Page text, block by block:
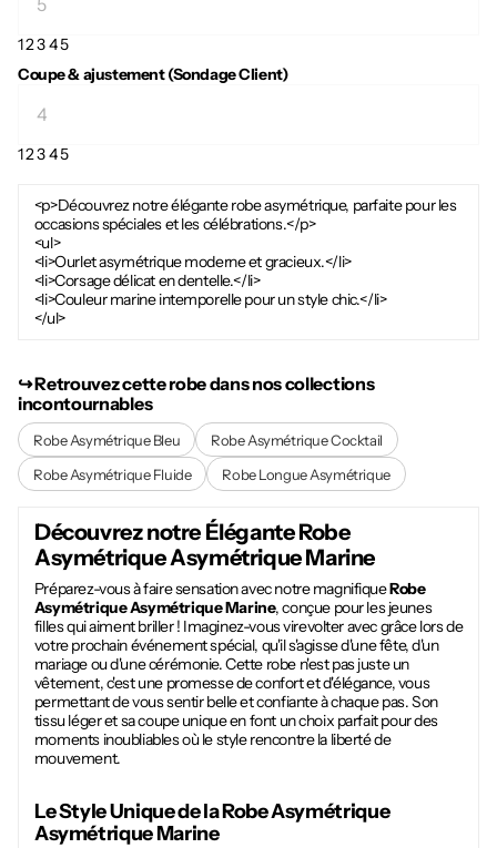
12345
Coupe & ajustement (Sondage Client)
12345
<p>Découvrez notre élégante robe asymétrique, parfaite pour les
occasions spéciales et les célébrations.</p>
<ul>
<li>Ourlet asymétrique moderne et gracieux.</li>
<li>Corsage délicat en dentelle.</li>
<li>Couleur marine intemporelle pour un style chic.</li>
</ul>
↪︎ Retrouvez cette robe dans nos collections
incontournables
Robe Asymétrique Bleu
Robe Asymétrique Cocktail
Robe Asymétrique Fluide
Robe Longue Asymétrique
Découvrez notre ÉléganteRobe
Asymétrique Asymétrique Marine
Préparez-vous à faire sensation avec notre magnifiqueRobe
Asymétrique Asymétrique Marine, conçue pour les jeunes
filles qui aiment briller ! Imaginez-vous virevolter avec grâce lors de
votre prochain événement spécial, qu'il s'agisse d'une fête, d'un
mariage ou d'une cérémonie. Cette robe n'est pas juste un
vêtement, c'est une promesse de confort et d'élégance, vous
permettant de vous sentir belle et confiante à chaque pas. Son
tissu léger et sa coupe unique en font un choix parfait pour des
moments inoubliables où le style rencontre la liberté de
mouvement.
Le Style Unique de laRobe Asymétrique
Asymétrique Marine